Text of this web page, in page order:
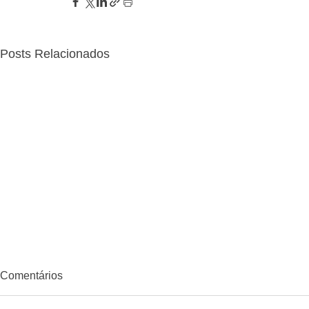
Posts Relacionados
Comentários